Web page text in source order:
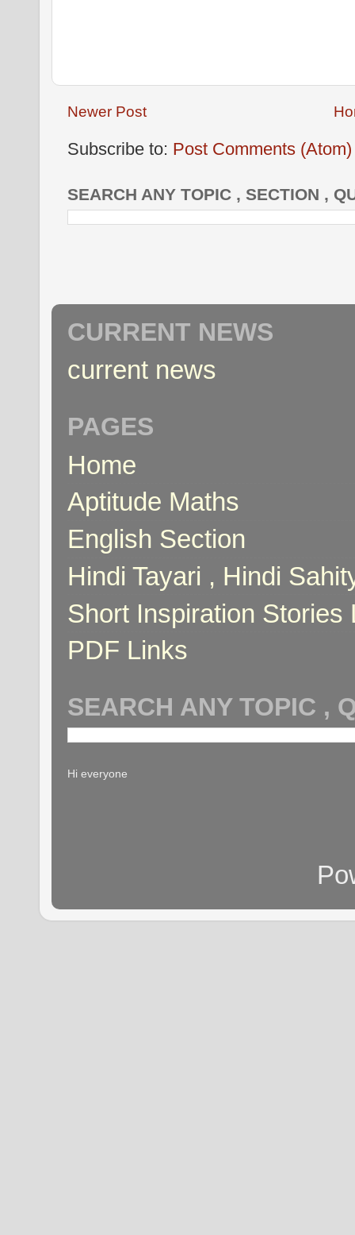
Newer Post
Subscribe to: Post Comments (Atom)
SEARCH ANY TOPIC , SECTION ,
CURRENT NEWS
current news
PAGES
Home
Aptitude Maths
English Section
Hindi Tayari , Hindi
Short Inspiration Stories
PDF Links
SEARCH ANY TOPIC ,
Hi everyone